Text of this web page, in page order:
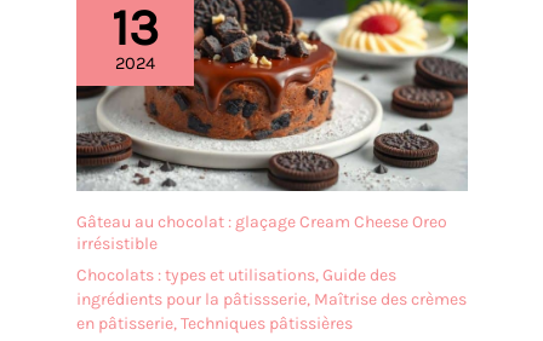
régulières et à présenter
un chocolat Dubai maison
plus élégant.
13
2024
Gâteau au chocolat : glaçage Cream Cheese Oreo
irrésistible
Chocolats : types et utilisations,Guide des
ingrédients pour la pâtissserie, Maîtrise des crèmes
en pâtisserie,Techniques pâtissières